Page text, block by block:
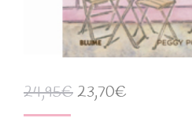
24,95€23,70€